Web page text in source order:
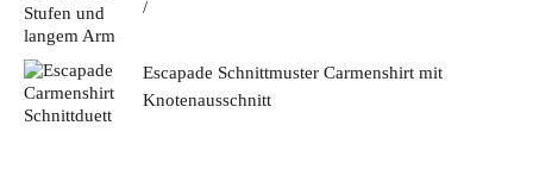
Escapade Schnittmuster Carmenshirt mit
Knotenausschnitt